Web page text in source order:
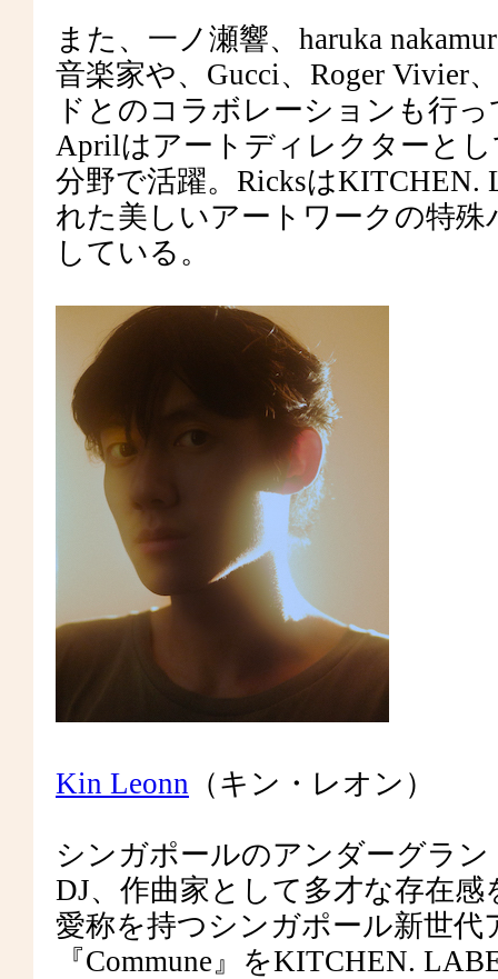
また、一ノ瀬響、haruka
音楽家や、Gucci、Roger Vivier
ドとのコラボレーションも行
Aprilはアートディレクターと
分野で活躍。Ricksは
れた美しいアートワークの特
している。
Kin Leonn （キン・レオン）
シンガポールのアンダーグラ
DJ、作曲家として多才な存在
愛称を持つシンガポール新世代
『Commune』をKITCHEN.